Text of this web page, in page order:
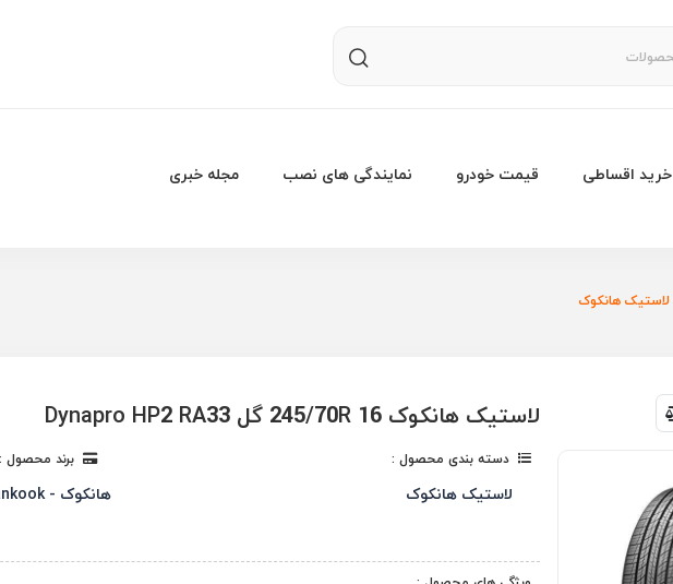
خرید اقساطی قیمت خودرو نمایندگی های نصب مجله خبری
لاستیک هانکوک
لاستیک هانکوک 245/70R 16 گل Dynapro HP2 RA33
دسته بندی محصول :
لاستیک هانکوک
برند محصول :
هانکوک - Hankook